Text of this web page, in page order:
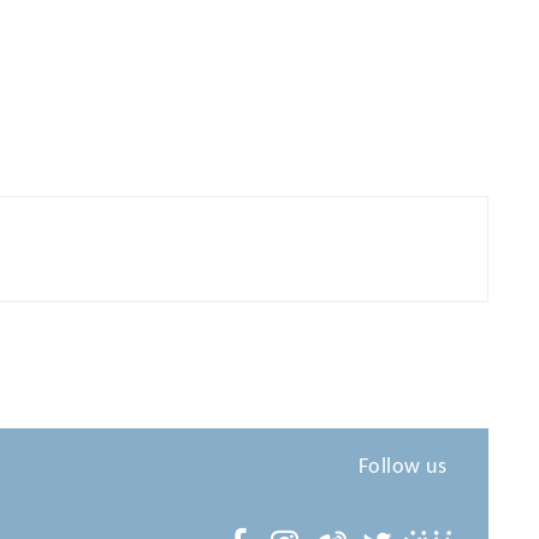
Follow us